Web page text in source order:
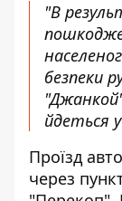
"В
безпеки
йдеться
Проїзд
через